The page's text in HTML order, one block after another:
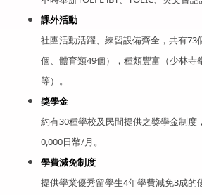
課外活動
社團活動活躍、練習設備齊全，共有73
個、體育類49個），種類豐富（少林寺
等）。
獎學金
約有30種學校及民間提供之獎學金制度
0,000日幣/月。
學費減免制度
提供學業優秀留學生4年學費減免3成的